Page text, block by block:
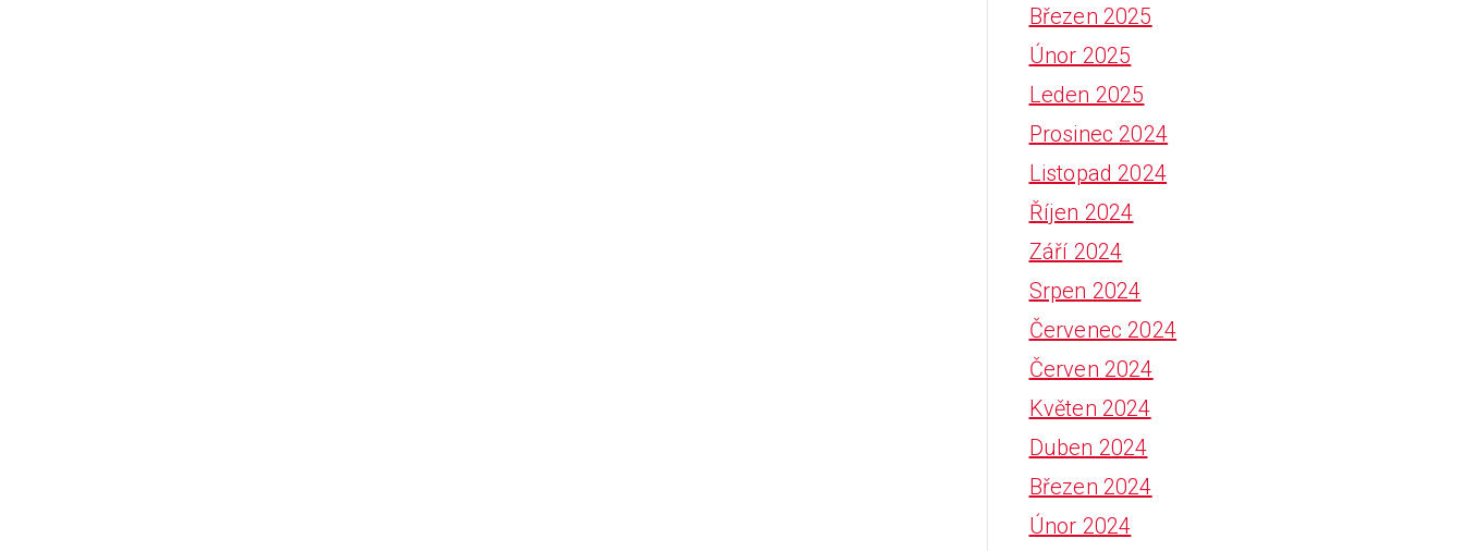
Březen 2025
Únor 2025
Leden 2025
Prosinec 2024
Listopad 2024
Říjen 2024
Září 2024
Srpen 2024
Červenec 2024
Červen 2024
Květen 2024
Duben 2024
Březen 2024
Únor 2024